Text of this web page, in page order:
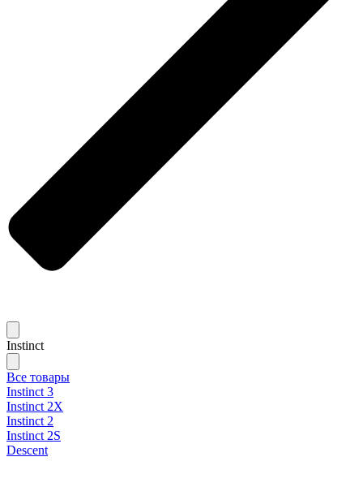
Instinct
Все товары
Instinct 3
Instinct 2X
Instinct 2
Instinct 2S
Descent